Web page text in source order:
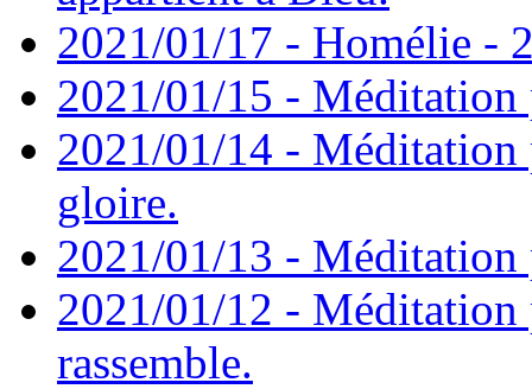
2021/01/17 - Homélie -
2021/01/15 - Méditation
2021/01/14 - Méditation
gloire.
2021/01/13 - Méditation
2021/01/12 - Méditation
rassemble.